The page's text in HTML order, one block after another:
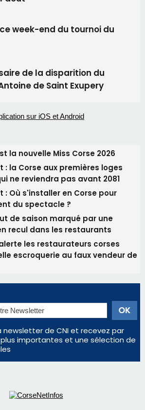
A Nuciola organise une
les étoiles
Argentin au stade de San
août
week-end du tournoi du
de la disparition du
de Saint Exupery
la nouvelle Miss Corse 2026
: la Corse aux premières loges
ne reviendra pas avant 2081
: Où s'installer en Corse pour
du spectacle ?
de saison marqué par une
recul dans les restaurants